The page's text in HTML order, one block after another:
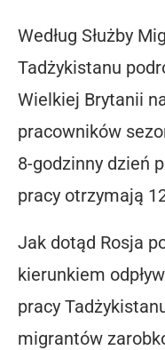
Według Służby
Tadżykistanu
Wielkiej Brytanii
pracowników
8-godzinny dzień
pracy otrzymają
Jak dotąd Rosja
kierunkiem
pracy
migrantów